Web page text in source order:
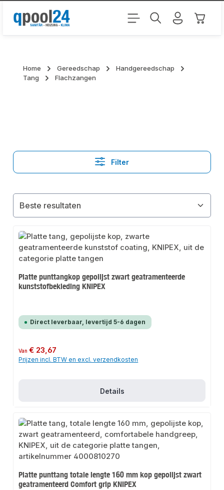
Ga naar de hoofdinhoud
Home Gereedschap
Handgereedschap
Tang
Flachzangen
Filter
Platte punttangkop gepolijst zwart geatramenteerde
kunststofbekleding KNIPEX
Direct leverbaar, levertijd 5-6 dagen
Normale prijs:
Van€ 23,67
Prijzen incl. BTW en excl. verzendkosten
Details
Platte punttang totale lengte 160 mm kop gepolijst zwart
geatramenteerd Comfort grip KNIPEX